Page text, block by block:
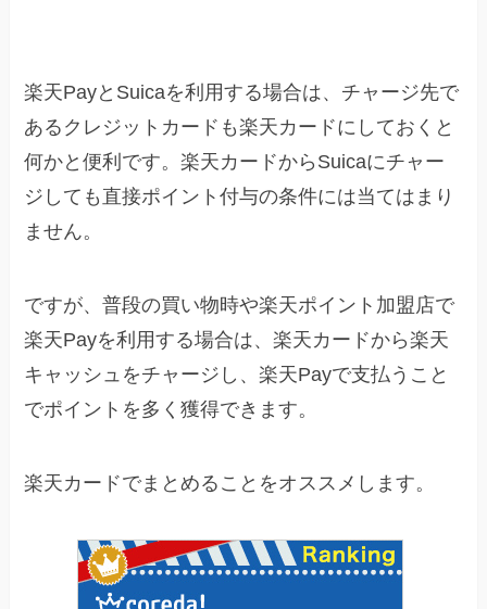
楽天PayとSuicaを利用する場合は、チャージ先で
あるクレジットカードも楽天カードにしておくと
何かと便利です。楽天カードからSuicaにチャー
ジしても直接ポイント付与の条件には当てはまり
ません。
ですが、普段の買い物時や楽天ポイント加盟店で
楽天Payを利用する場合は、楽天カードから楽天
キャッシュをチャージし、楽天Payで支払うこと
でポイントを多く獲得できます。
楽天カードでまとめることをオススメします。